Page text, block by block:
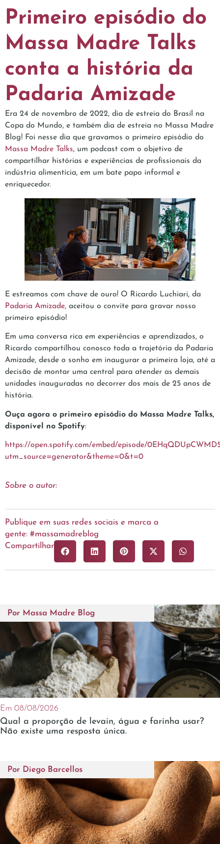
Primeiro episódio do
Massa Madre Talks
conta a história da
Padaria Amizade
Era 24 de novembro de 2022, dia de estreia do Brasil na
Copa do Mundo, e também dia de estreia no Massa Madre
Blog! Foi nesse dia que gravamos o primeiro episódio do
Massa Madre Talks, um podcast com o objetivo de
compartilhar histórias e experiências de profissionais da
indústria alimentícia, em um bate papo informal e
enriquecedor.
E estreamos com chave de ouro! O Ricardo Luchiari, da
Padaria Amizade, aceitou o convite para gravar nosso
primeiro episódio!
Em uma conversa rica em experiências e aprendizados, o
Ricardo compartilhou conosco toda a trajetória da Padaria
Amizade, desde o sonho em inaugurar a primeira loja, até a
decisão de montar uma central para atender as demais
unidades inauguradas no decorrer dos mais de 25 anos de
história.
Ouça agora o primeiro episódio do Massa Madre Talks,
disponível no Spotify:
https://open.spotify.com/embed/episode/
utm_source=generator&theme=0&t=0
Sobre o autor:
Publique em suas redes sociais e marca a
gente: #massamadreblog
Compartilhar
Por Massa Madre Blog
Em 08/08/2026
Qual a proporção de levain, água e farinha usar?
Não existe uma resposta única.
Por Diego Barcellos